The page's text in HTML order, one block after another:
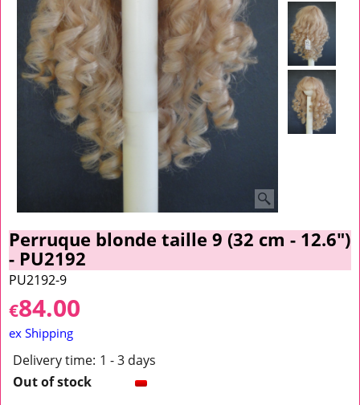
Perruque blonde taille 9 (32 cm - 12.6")
- PU2192
PU2192-9
€84.00
ex Shipping
Delivery time: 1 - 3 days
Out of stock